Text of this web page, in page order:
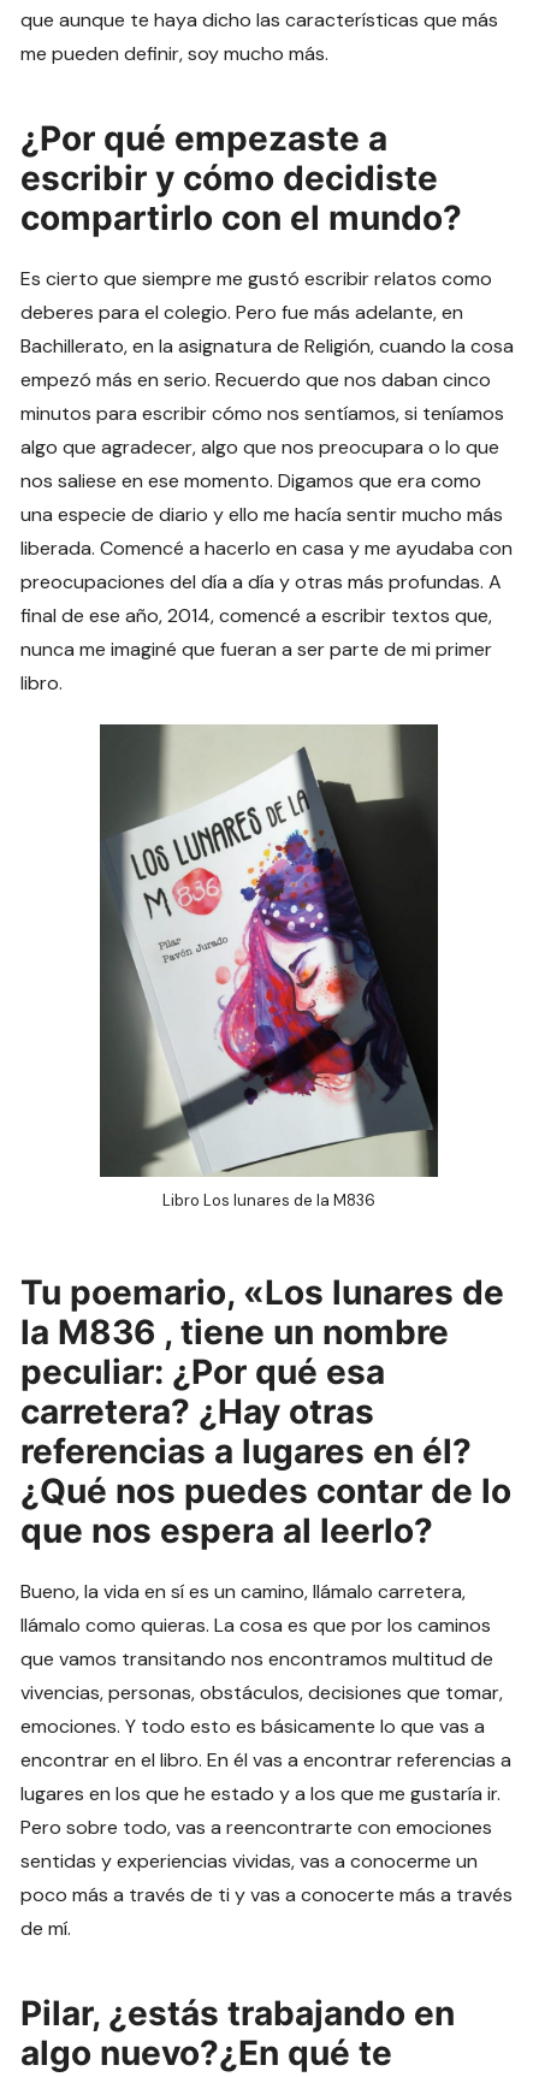
que aunque te haya dicho las características que más
me pueden definir, soy mucho más.
¿Por qué empezaste a
escribir y cómo decidiste
compartirlo con el mundo?
Es cierto que siempre me gustó escribir relatos como
deberes para el colegio. Pero fue más adelante, en
Bachillerato, en la asignatura de Religión, cuando la cosa
empezó más en serio. Recuerdo que nos daban cinco
minutos para escribir cómo nos sentíamos, si teníamos
algo que agradecer, algo que nos preocupara o lo que
nos saliese en ese momento. Digamos que era como
una especie de diario y ello me hacía sentir mucho más
liberada. Comencé a hacerlo en casa y me ayudaba con
preocupaciones del día a día y otras más profundas. A
final de ese año, 2014, comencé a escribir textos que,
nunca me imaginé que fueran a ser parte de mi primer
libro.
Libro Los lunares de la M836
Tu poemario, «Los lunares de
la M836 , tiene un nombre
peculiar: ¿Por qué esa
carretera? ¿Hay otras
referencias a lugares en él?
¿Qué nos puedes contar de lo
que nos espera al leerlo?
Bueno, la vida en sí es un camino, llámalo carretera,
llámalo como quieras. La cosa es que por los caminos
que vamos transitando nos encontramos multitud de
vivencias, personas, obstáculos, decisiones que tomar,
emociones. Y todo esto es básicamente lo que vas a
encontrar en el libro. En él vas a encontrar referencias a
lugares en los que he estado y a los que me gustaría ir.
Pero sobre todo, vas a reencontrarte con emociones
sentidas y experiencias vividas, vas a conocerme un
poco más a través de ti y vas a conocerte más a través
de mí.
Pilar, ¿estás trabajando en
algo nuevo?¿En qué te